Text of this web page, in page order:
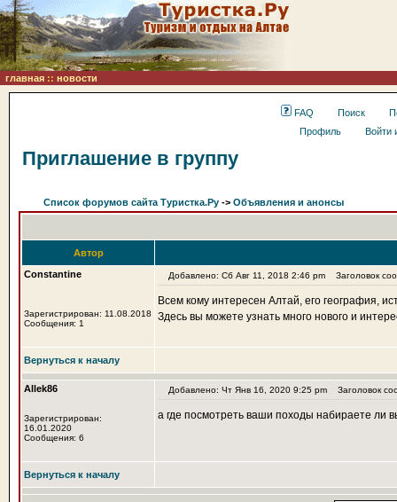
главная :: новости
FAQ Поиск
Профиль
Войти
Приглашение в группу
Список форумов сайта Туристка.Ру -> Объявления и анонсы
Автор
Constantine
Зарегистрирован: 11.08.2018
Сообщения: 1
Добавлено: Сб Авг 11, 2018 2:46 pm Заголовок
Всем кому интересен Алтай, его география,
Здесь вы можете узнать много нового и
Вернуться к началу
Allek86
Зарегистрирован:
16.01.2020
Сообщения: 6
Добавлено: Чт Янв 16, 2020 9:25 pm Заголовок
а где посмотреть ваши походы набираете ли
Вернуться к началу